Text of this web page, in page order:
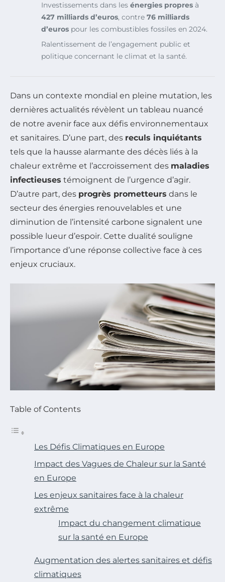
Investissements dans les énergies propres à
427 milliards d’euros, contre 76 milliards
d’euros pour les combustibles fossiles en 2024.
Ralentissement de l’engagement public et
politique concernant le climat et la santé.
Dans un contexte mondial en pleine mutation, les
dernières actualités révèlent un tableau nuancé
de notre avenir face aux défis environnementaux
et sanitaires. D’une part, des reculs inquiétants
tels que la hausse alarmante des décès liés à la
chaleur extrême et l’accroissement des maladies
infectieuses témoignent de l’urgence d’agir.
D’autre part, des progrès prometteurs dans le
secteur des énergies renouvelables et une
diminution de l’intensité carbone signalent une
possible lueur d’espoir. Cette dualité souligne
l’importance d’une réponse collective face à ces
enjeux cruciaux.
Table of Contents
Les Défis Climatiques en Europe
Impact des Vagues de Chaleur sur la Santé
en Europe
Les enjeux sanitaires face à la chaleur
extrême
Impact du changement climatique
sur la santé en Europe
Augmentation des alertes sanitaires et défis
climatiques